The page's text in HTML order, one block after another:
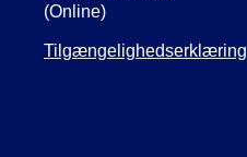
(Online)
Tilgængelighedserklæring